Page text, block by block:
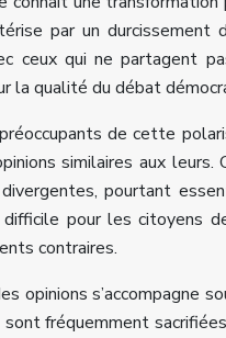
par un
ceux qui ne partagent
la qualité du débat
de cette
similaires aux
pourtant
pour les citoyens
contraires.
opinions s’accompagne
fréquemment